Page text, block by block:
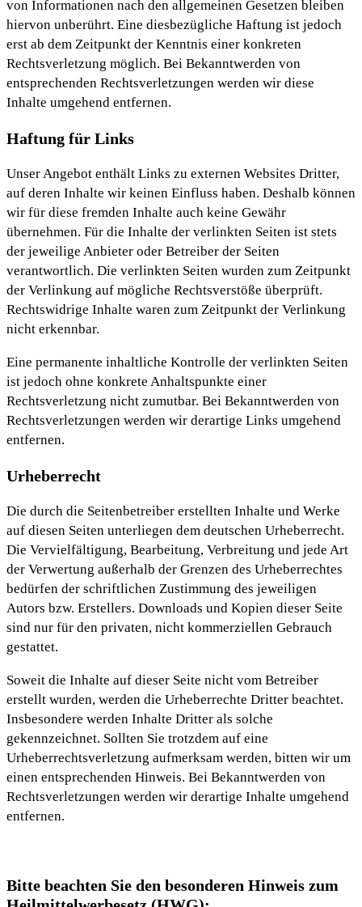
von Informationen nach den allgemeinen Gesetzen bleiben
hiervon unberührt. Eine diesbezügliche Haftung ist jedoch
erst ab dem Zeitpunkt der Kenntnis einer konkreten
Rechtsverletzung möglich. Bei Bekanntwerden von
entsprechenden Rechtsverletzungen werden wir diese
Inhalte umgehend entfernen.
Haftung für Links
Unser Angebot enthält Links zu externen Websites Dritter,
auf deren Inhalte wir keinen Einfluss haben. Deshalb können
wir für diese fremden Inhalte auch keine Gewähr
übernehmen. Für die Inhalte der verlinkten Seiten ist stets
der jeweilige Anbieter oder Betreiber der Seiten
verantwortlich. Die verlinkten Seiten wurden zum Zeitpunkt
der Verlinkung auf mögliche Rechtsverstöße überprüft.
Rechtswidrige Inhalte waren zum Zeitpunkt der Verlinkung
nicht erkennbar.
Eine permanente inhaltliche Kontrolle der verlinkten Seiten
ist jedoch ohne konkrete Anhaltspunkte einer
Rechtsverletzung nicht zumutbar. Bei Bekanntwerden von
Rechtsverletzungen werden wir derartige Links umgehend
entfernen.
Urheberrecht
Die durch die Seitenbetreiber erstellten Inhalte und Werke
auf diesen Seiten unterliegen dem deutschen Urheberrecht.
Die Vervielfältigung, Bearbeitung, Verbreitung und jede Art
der Verwertung außerhalb der Grenzen des Urheberrechtes
bedürfen der schriftlichen Zustimmung des jeweiligen
Autors bzw. Erstellers. Downloads und Kopien dieser Seite
sind nur für den privaten, nicht kommerziellen Gebrauch
gestattet.
Soweit die Inhalte auf dieser Seite nicht vom Betreiber
erstellt wurden, werden die Urheberrechte Dritter beachtet.
Insbesondere werden Inhalte Dritter als solche
gekennzeichnet. Sollten Sie trotzdem auf eine
Urheberrechtsverletzung aufmerksam werden, bitten wir um
einen entsprechenden Hinweis. Bei Bekanntwerden von
Rechtsverletzungen werden wir derartige Inhalte umgehend
entfernen.
Bitte beachten Sie den besonderen Hinweis zum